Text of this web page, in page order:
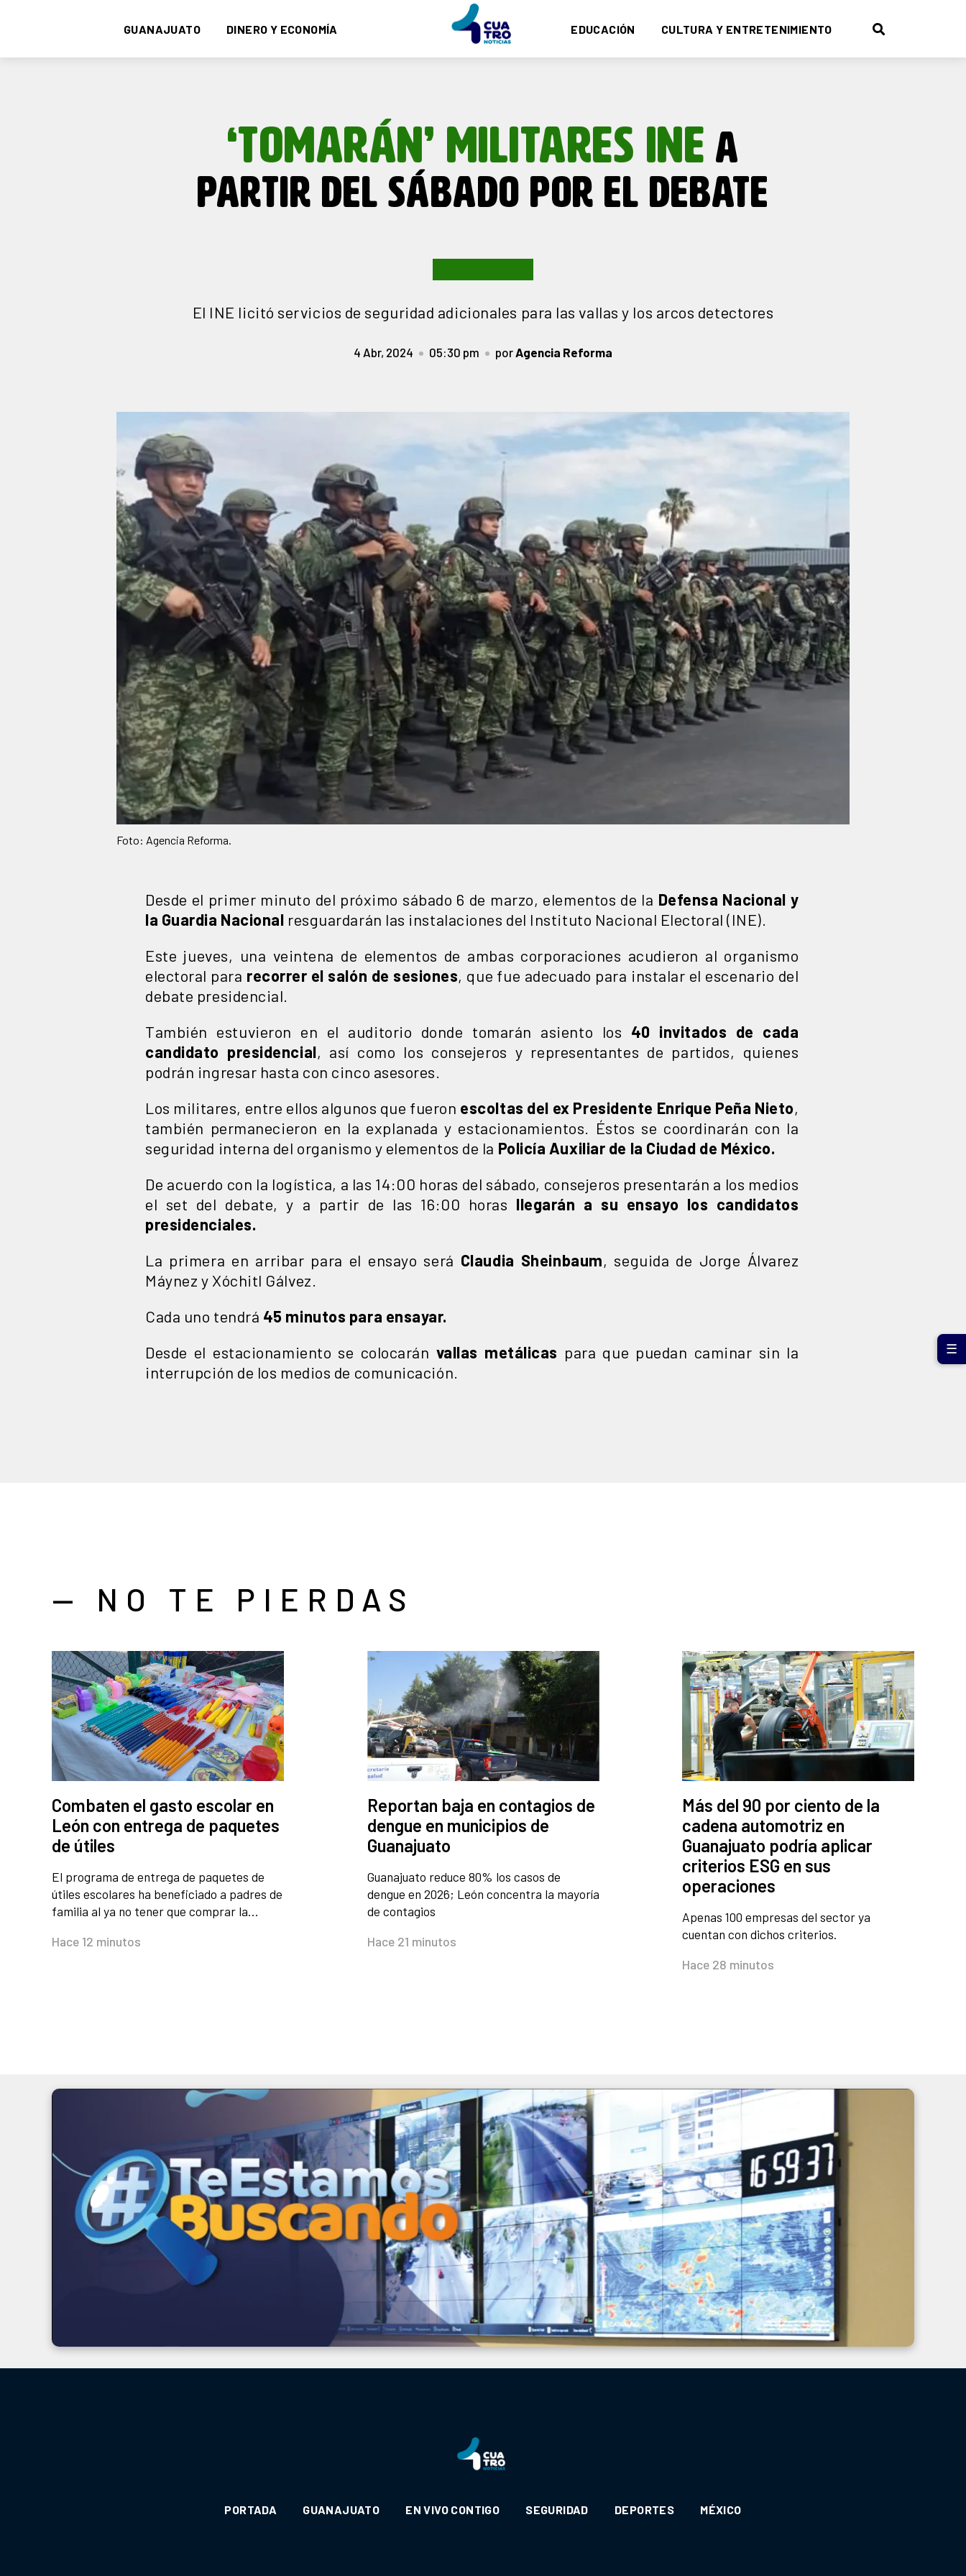
GUANAJUATO DINERO Y ECONOMÍA EDUCACIÓN CULTURA Y ENTRETENIMIENTO
‘TOMARÁN’ MILITARES INE A
PARTIR DEL SÁBADO POR EL DEBATE
El INE licitó servicios de seguridad adicionales para las vallas y los arcos detectores
4 Abr, 2024 05:30 pm porAgencia Reforma
Foto: Agencia Reforma.
Desde el primer minuto del próximo sábado 6 de marzo, elementos de la Defensa Nacional y
la Guardia Nacional resguardarán las instalaciones del Instituto Nacional Electoral (INE).
Este jueves, una veintena de elementos de ambas corporaciones acudieron al organismo
electoral para recorrer el salón de sesiones, que fue adecuado para instalar el escenario del
debate presidencial.
También estuvieron en el auditorio donde tomarán asiento los 40 invitados de cada
candidato presidencial, así como los consejeros y representantes de partidos, quienes
podrán ingresar hasta con cinco asesores.
Los militares, entre ellos algunos que fueron escoltas del ex Presidente Enrique Peña Nieto,
también permanecieron en la explanada y estacionamientos. Éstos se coordinarán con la
seguridad interna del organismo y elementos de la Policía Auxiliar de la Ciudad de México.
De acuerdo con la logística, a las 14:00 horas del sábado, consejeros presentarán a los medios
el set del debate, y a partir de las 16:00 horas llegarán a su ensayo los candidatos
presidenciales.
La primera en arribar para el ensayo será Claudia Sheinbaum, seguida de Jorge Álvarez
Máynez y Xóchitl Gálvez.
Cada uno tendrá 45 minutos para ensayar.
Desde el estacionamiento se colocarán vallas metálicas para que puedan caminar sin la
interrupción de los medios de comunicación.
— NO TE PIERDAS
Combaten el gasto escolar en
León con entrega de paquetes
de útiles
El programa de entrega de paquetes de
útiles escolares ha beneficiado a padres de
familia al ya no tener que comprar la…
Hace 12 minutos
Reportan baja en contagios de
dengue en municipios de
Guanajuato
Guanajuato reduce 80% los casos de
dengue en 2026; León concentra la mayoría
de contagios
Hace 21 minutos
Más del 90 por ciento de la
cadena automotriz en
Guanajuato podría aplicar
criterios ESG en sus
operaciones
Apenas 100 empresas del sector ya
cuentan con dichos criterios.
Hace 28 minutos
PORTADA GUANAJUATO EN VIVO CONTIGO SEGURIDAD DEPORTES MÉXICO
☰